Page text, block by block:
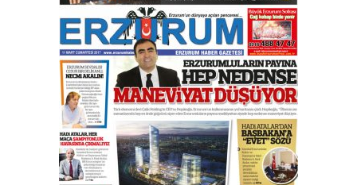
Bir fotoğraf, bir şehir, bir
gazeteci… Dizginler kimin
elinde?
31 Mart 2026 Salı
A. Berhan Yılmaz
BİR BÖLÜM DEĞİL, BİR ÖMÜR
SEÇİYORSUNUZ… “NEDEN
ATATÜRK ÜNİVERSİTESİ?”
28 Temmuz 2026 Salı
Ahmet Gökhan YAZICI
Ahmed Yesevi’den bir Alperen…
”Reisimiz” idi… Hakka yürüdü.!